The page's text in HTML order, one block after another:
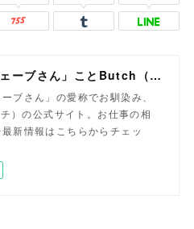
「ビッグウェーブさん」ことButch（ブッチ）
ーブさん」の愛称でお馴染み、
）の公式サイト。お仕事の相
新情報はこちらからチェッ